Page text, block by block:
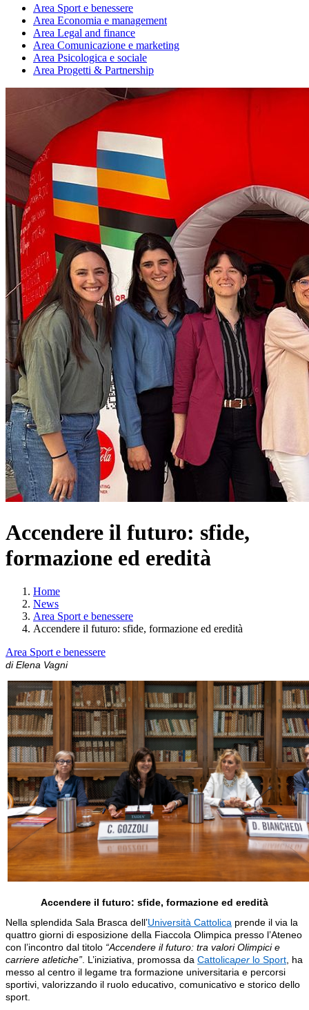
Area Sport e benessere
Area Economia e management
Area Legal and finance
Area Comunicazione e marketing
Area Psicologica e sociale
Area Progetti & Partnership
Accendere il futuro: sfide,
formazione ed eredità
Home
News
Area Sport e benessere
Accendere il futuro: sfide, formazione ed eredità
Area Sport e benessere
di Elena Vagni
Accendere il futuro: sfide, formazione ed eredità
Nella splendida Sala Brasca dell’Università Cattolica prende il via la
quattro giorni di esposizione della Fiaccola Olimpica presso l’Ateneo
con l’incontro dal titolo “Accendere il futuro: tra valori Olimpici e
carriere atletiche”. L’iniziativa, promossa da Cattolicaper lo Sport, ha
messo al centro il legame tra formazione universitaria e percorsi
sportivi, valorizzando il ruolo educativo, comunicativo e storico dello
sport.